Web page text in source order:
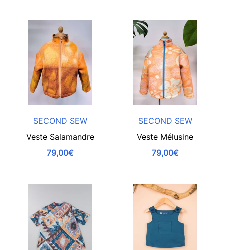
SECOND SEW
Veste Salamandre
79,00€
SECOND SEW
Veste Mélusine
79,00€